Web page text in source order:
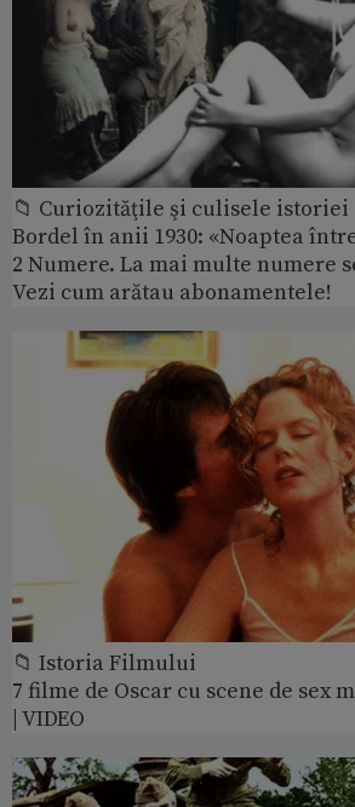
📁 Curiozităţile şi culisele istoriei
Bordel în anii 1930: «Noaptea
2 Numere. La mai multe numere
Vezi cum arătau abonamentele!
📁 Istoria Filmului
7 filme de Oscar cu scene de sex
| VIDEO